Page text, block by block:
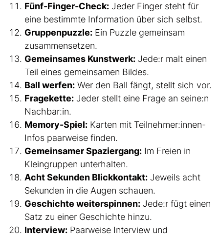
Fünf-Finger-Check: Jeder Finger steht für
eine bestimmte Information über sich selbst.
Gruppenpuzzle: Ein Puzzle gemeinsam
zusammensetzen.
Gemeinsames Kunstwerk: Jede:r malt einen
Teil eines gemeinsamen Bildes.
Ball werfen: Wer den Ball fängt, stellt sich vor.
Fragekette: Jeder stellt eine Frage an seine:n
Nachbar:in.
Memory-Spiel: Karten mit Teilnehmer:innen-
Infos paarweise finden.
Gemeinsamer Spaziergang: Im Freien in
Kleingruppen unterhalten.
Acht Sekunden Blickkontakt: Jeweils acht
Sekunden in die Augen schauen.
Geschichte weiterspinnen: Jede:r fügt einen
Satz zu einer Geschichte hinzu.
Interview: Paarweise Interview und